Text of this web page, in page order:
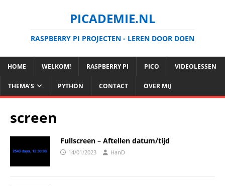
PICADEMIE.NL
RASPBERRY PI PROJECTEN - LEREN DOOR DOEN
HOME WELKOM! RASPBERRY PI PICO VIDEOLESSEN
THEMA’S PYTHON CONTACT OVER MIJ
screen
Fullscreen – Aftellen datum/tijd
14/01/2023 HanD